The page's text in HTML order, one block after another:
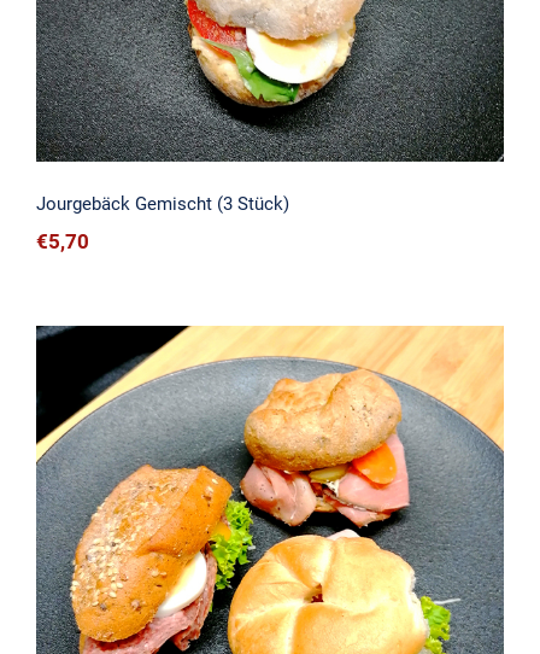
Jourgebäck Gemischt (3 Stück)
€5,70
Jourgebäck Wurst (3 Stück)